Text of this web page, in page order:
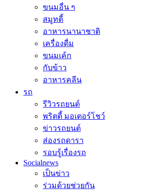
ขนมอื่น ๆ
สมูทตี้
อาหารนานาชาติ
เครื่องดื่ม
ขนมเค้ก
กับข้าว
อาหารคลีน
รถ
รีวิวรถยนต์
พริตตี้ มอเตอร์โชว์
ข่าวรถยนต์
ส่องรถดารา
รอบรู้เรื่องรถ
Socialnews
เป็นข่าว
ร่วมด้วยช่วยกัน